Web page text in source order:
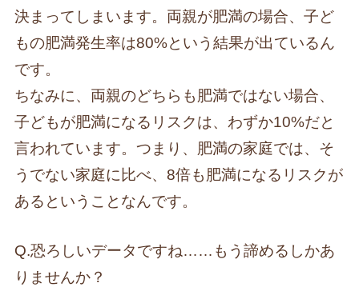
決まってしまいます。両親が肥満の場合、子ど
もの肥満発生率は80%という結果が出ているん
です。
ちなみに、両親のどちらも肥満ではない場合、
子どもが肥満になるリスクは、わずか10%だと
言われています。つまり、肥満の家庭では、そ
うでない家庭に比べ、8倍も肥満になるリスクが
あるということなんです。
Q.恐ろしいデータですね……もう諦めるしかあ
りませんか？